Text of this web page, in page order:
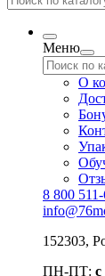
Меню
О
8 800
152303,
ПН-ПТ: с